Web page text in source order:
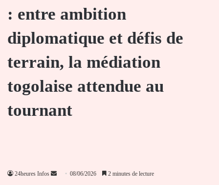
: entre ambition
diplomatique et défis de
terrain, la médiation
togolaise attendue au
tournant
24heures Infos
Envoyer08/06/2026 2 minutes de lecture